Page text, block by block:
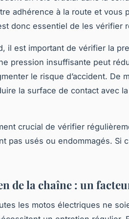
adhérence à la route et vous
donc essentiel de les vérifier
il est important de vérifier la
pression insuffisante peut
le risque d’accident. De
la surface de contact avec
crucial de vérifier
pas usés ou endommagés. Si
de la chaîne : un
les motos électriques ne